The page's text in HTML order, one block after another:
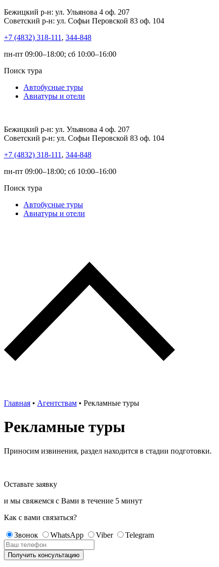
Бежицкий р-н: ул. Ульянова 4 оф. 207
Советский р-н: ул. Софьи Перовской 83 оф. 104
+7 (4832) 318-111 , 344-848
пн-пт 09:00–18:00; сб 10:00–16:00
Поиск тура
Автобусные туры
Авиатуры и отели
Бежицкий р-н: ул. Ульянова 4 оф. 207
Советский р-н: ул. Софьи Перовской 83 оф. 104
+7 (4832) 318-111 , 344-848
пн-пт 09:00–18:00; сб 10:00–16:00
Поиск тура
Автобусные туры
Авиатуры и отели
Главная • Агентствам • Рекламные туры
Рекламные туры
Приносим извинения, раздел находится в стадии подготовки.
Оставьте заявку
и мы свяжемся с Вами в течение 5 минут
Как с вами связаться?
Звонок WhatsApp Viber Telegram